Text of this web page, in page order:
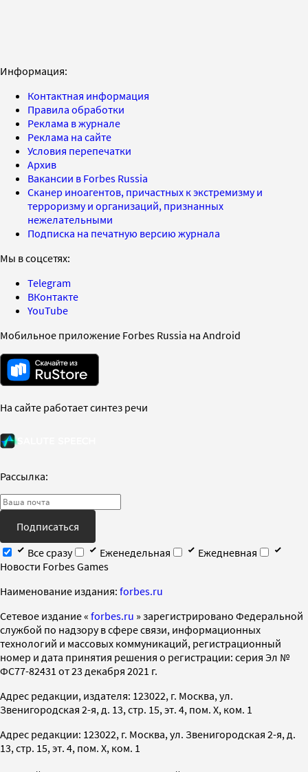
Информация:
Контактная информация
Правила обработки
Реклама в журнале
Реклама на сайте
Условия перепечатки
Архив
Вакансии в Forbes Russia
Сканер иноагентов, причастных к экстремизму и
терроризму и организаций, признанных
нежелательными
Подписка на печатную версию журнала
Мы в соцсетях:
Telegram
ВКонтакте
YouTube
Мобильное приложение Forbes Russia на Android
На сайте работает синтез речи
Рассылка:
Подписаться
Все сразу
Еженедельная
Ежедневная
Новости Forbes Games
Наименование издания: forbes.ru
Cетевое издание « forbes.ru » зарегистрировано Федеральной
службой по надзору в сфере связи, информационных
технологий и массовых коммуникаций, регистрационный
номер и дата принятия решения о регистрации: серия Эл №
ФС77-82431 от 23 декабря 2021 г.
Адрес редакции, издателя: 123022, г. Москва, ул.
Звенигородская 2-я, д. 13, стр. 15, эт. 4, пом. X, ком. 1
Адрес редакции: 123022, г. Москва, ул. Звенигородская 2-я, д.
13, стр. 15, эт. 4, пом. X, ком. 1